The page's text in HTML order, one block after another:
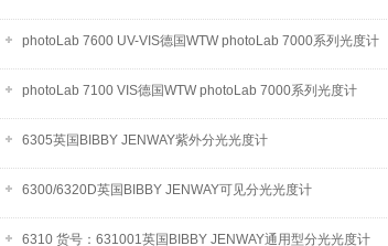
photoLab 7600 UV-VIS德国WTW photoLab 7000系列光度计
photoLab 7100 VIS德国WTW photoLab 7000系列光度计
6305英国BIBBY JENWAY紫外分光光度计
6300/6320D英国BIBBY JENWAY可见分光光度计
6310 货号：631001英国BIBBY JENWAY通用型分光光度计